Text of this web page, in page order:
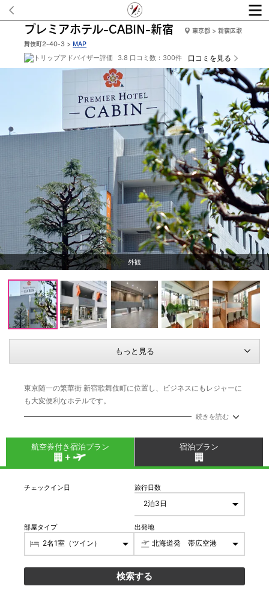
プレミアホテル-CABIN-新宿 東京都 > 新宿区歌
舞伎町2-40-3 > MAP
3.8 口コミ数：300件 口コミを見る
正面玄関
もっと見る
東京随一の繁華街 新宿歌舞伎町に位置し、ビジネスにもレジャーに
も大変便利なホテルです。
落ち着いた雰囲気と心温まるおもてなしで、都会の喧噪を気にする
続きを読む
航空券付き宿泊プラン 宿泊プラン
チェックイン日 旅行日数
部屋タイプ 出発地